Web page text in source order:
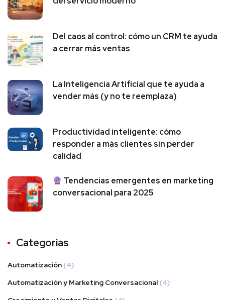
Del caos al control: cómo un CRM te ayuda
a cerrar más ventas
La Inteligencia Artificial que te ayuda a
vender más (y no te reemplaza)
Productividad inteligente: cómo
responder a más clientes sin perder
calidad
Tendencias emergentes en marketing
conversacional para 2025
Categorias
Automatización (4)
Automatización y Marketing Conversacional (4)